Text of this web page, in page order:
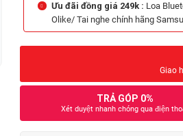
Ưu đãi đồng giá 249k : Loa
Olike/ Tai nghe chính hãng
Giao
TRẢ GÓP 0%
Xét duyệt nhanh chóng qua điện